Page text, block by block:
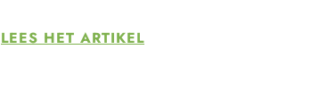
LEES HET ARTIKEL